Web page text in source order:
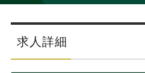
サービス案内
コンサルタントの紹介
キャリアデザイン講座
（最新求人市場動向）
ステージ別アドバイス
英文レジュメの書き方
職務経歴書の書き方
“展”職相談室
転職市場の明日をよめ
ジョブフェア
キャリアデザインセミナー
沿革
主なクライアント
求人詳細